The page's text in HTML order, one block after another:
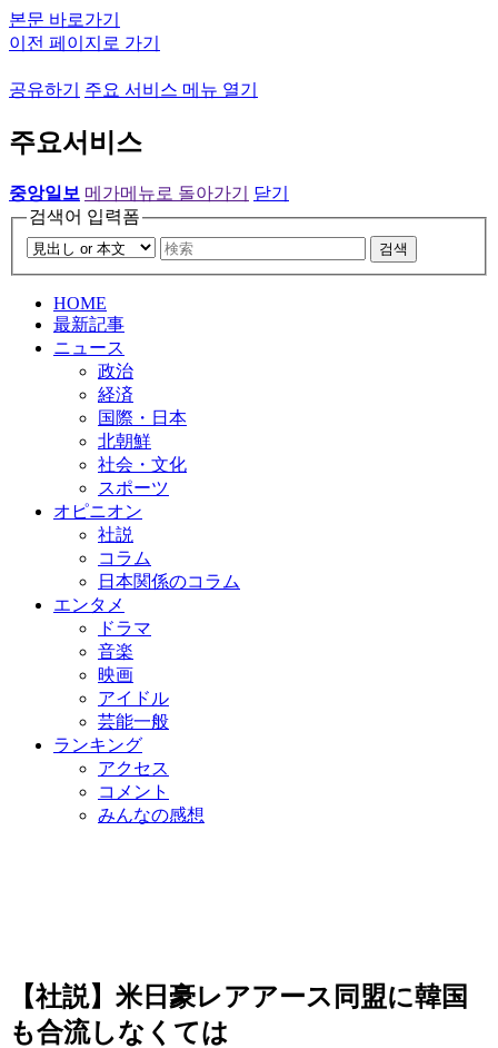
본문 바로가기
이전 페이지로 가기
공유하기 주요 서비스 메뉴 열기
주요서비스
중앙일보 메가메뉴로 돌아가기
닫기
검색어 입력폼
검색
HOME
最新記事
ニュース
政治
経済
国際・日本
北朝鮮
社会・文化
スポーツ
オピニオン
社説
コラム
日本関係のコラム
エンタメ
ドラマ
音楽
映画
アイドル
芸能一般
ランキング
アクセス
コメント
みんなの感想
【社説】米日豪レアアース同盟に韓国
も合流しなくては